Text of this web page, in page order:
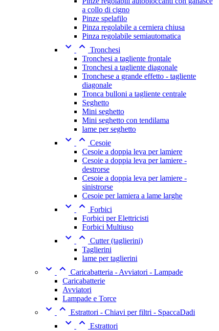
a collo di cigno
Pinze spelafilo
Pinza regolabile a cerniera chiusa
Pinza regolabile semiautomatica
  Tronchesi
Tronchesi a tagliente frontale
Tronchesi a tagliente diagonale
Tronchese a grande effetto - tagliente
diagonale
Tronca bulloni a tagliente centrale
Seghetto
Mini seghetto
Mini seghetto con tendilama
lame per seghetto
  Cesoie
Cesoie a doppia leva per lamiere
Cesoie a doppia leva per lamiere -
destrorse
Cesoie a doppia leva per lamiere -
sinistrorse
Cesoie per lamiera a lame larghe
  Forbici
Forbici per Elettricisti
Forbici Multiuso
  Cutter (taglierini)
Taglierini
lame per taglierini
  Caricabatteria - Avviatori - Lampade
Caricabatterie
Avviatori
Lampade e Torce
  Estrattori - Chiavi per filtri - SpaccaDadi
  Estrattori